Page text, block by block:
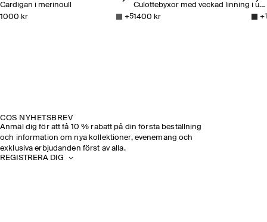
Cardigan i merinoull
1000 kr
+5
Culottebyxor med veckad linning i ullblandning
1400 kr
+1
COS NYHETSBREV
Anmäl dig för att få 10 % rabatt på din första beställning
och information om nya kollektioner, evenemang och
exklusiva erbjudanden först av alla.
REGISTRERA DIG